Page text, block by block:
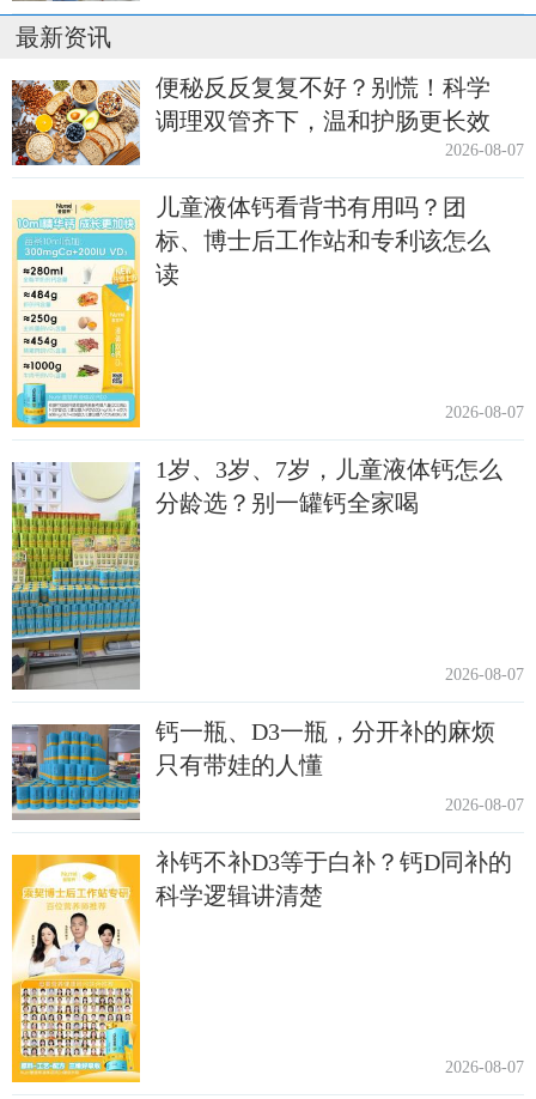
最新资讯
便秘反反复复不好？别慌！科学
调理双管齐下，温和护肠更长效
2026-08-07
儿童液体钙看背书有用吗？团
标、博士后工作站和专利该怎么
读
2026-08-07
1岁、3岁、7岁，儿童液体钙怎么
分龄选？别一罐钙全家喝
2026-08-07
钙一瓶、D3一瓶，分开补的麻烦
只有带娃的人懂
2026-08-07
补钙不补D3等于白补？钙D同补的
科学逻辑讲清楚
2026-08-07